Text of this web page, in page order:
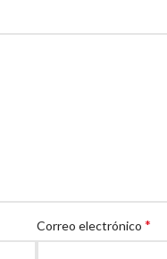
Correo electrónico *